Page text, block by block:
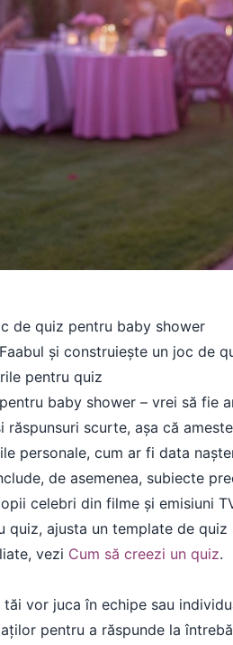
de quiz pentru baby shower
și construiește un joc de
pentru quiz
baby shower – vrei să fie
răspunsuri scurte, așa că
personale, cum ar fi data
de asemenea, subiecte
celebri din filme și emisiuni
quiz, ajusta un template de
vezi Cum să creezi un quiz.
vor juca în echipe sau
pentru a răspunde la